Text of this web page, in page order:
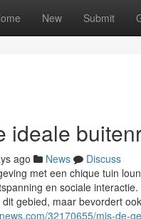
New Submit
ideale
ago News
Discuss
met een chique tuin
en sociale
gebied, maar bevordert
32170655/mis-de-